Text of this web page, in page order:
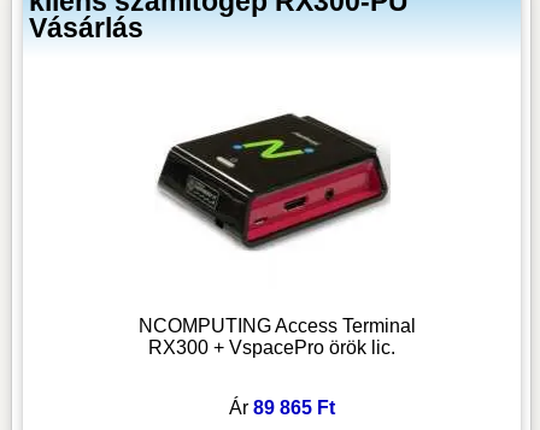
Vásárlás
NCOMPUTING Access Terminal
RX300 + VspacePro örök lic.
Ár89 865 Ft